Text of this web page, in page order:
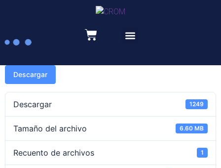
Descargar
Descargar 1249
Tamaño del archivo 6.60 MB
Recuento de archivos 1